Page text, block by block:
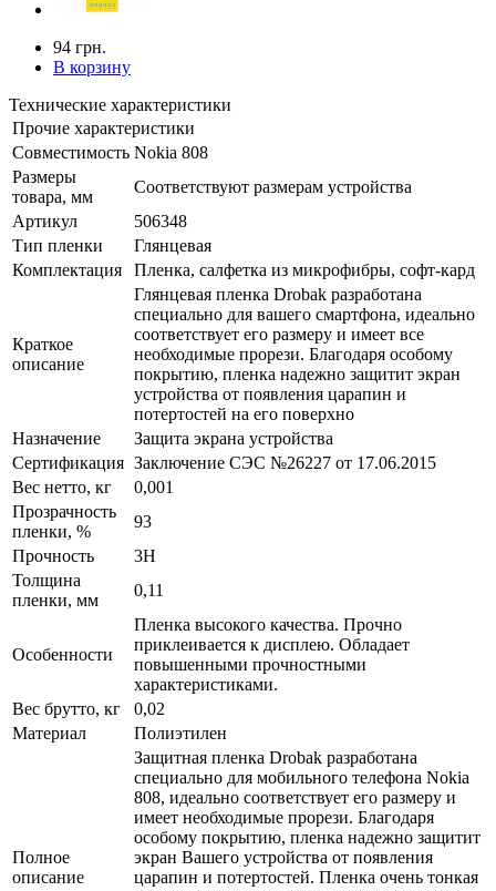
94 грн.
В корзину
Технические характеристики
Прочие характеристики
Совместимость Nokia 808
Размеры
товара, мм
Соответствуют размерам устройства
Артикул
506348
Тип пленки
Глянцевая
Комплектация
Пленка, салфетка из микрофибры, софт-кард
Краткое
описание
Глянцевая пленка Drobak разработана
специально для вашего смартфона, идеально
соответствует его размеру и имеет все
необходимые прорези. Благодаря особому
покрытию, пленка надежно защитит экран
устройства от появления царапин и
потертостей на его поверхно
Назначение
Защита экрана устройства
Сертификация Заключение СЭС №26227 от 17.06.2015
Вес нетто, кг
0,001
Прозрачность
пленки, %
93
Прочность
3H
Толщина
пленки, мм
0,11
Особенности
Пленка высокого качества. Прочно
приклеивается к дисплею. Обладает
повышенными прочностными
характеристиками.
Вес брутто, кг
0,02
Материал
Полиэтилен
Полное
описание
Защитная пленка Drobak разработана
специально для мобильного телефона Nokia
808, идеально соответствует его размеру и
имеет необходимые прорези. Благодаря
особому покрытию, пленка надежно защитит
экран Вашего устройства от появления
царапин и потертостей. Пленка очень тонкая